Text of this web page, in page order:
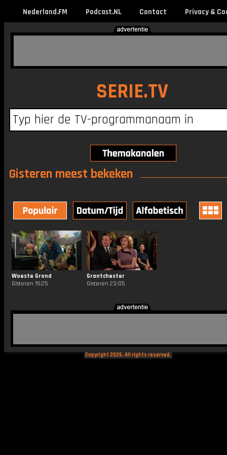
Nederland.FM Podcast.NL Contact Privacy &
SERIE.TV
Gisteren meest bekeken
Woeste Grond
Gisteren 19:25
Grantchester
Gisteren 23:05
Copyright 2026. All rights reserved.